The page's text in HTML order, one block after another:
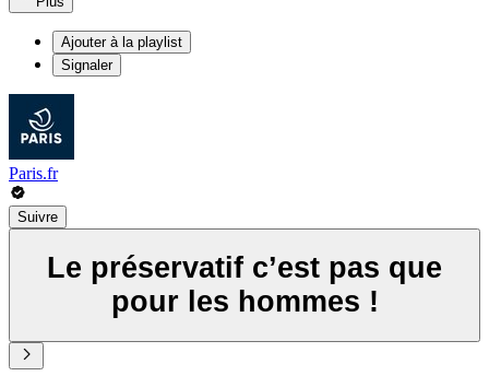
Ajouter à la playlist
Signaler
Paris.fr
Suivre
Le préservatif c’est pas que
pour les hommes !